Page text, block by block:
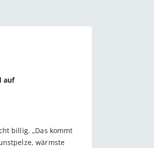
auf
billig. „Das kommt
wärmste